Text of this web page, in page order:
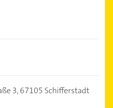
3,67105 Schifferstadt